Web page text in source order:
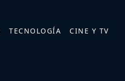
TECNOLOGÍA CINE Y TV